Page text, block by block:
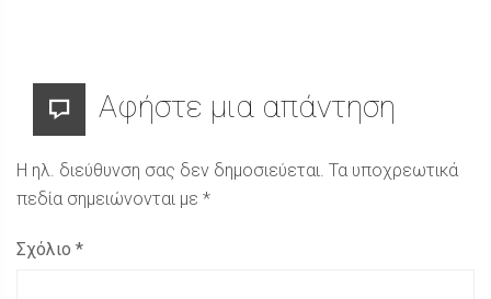
Αφήστε μια απάντηση
Η ηλ. διεύθυνση σας δεν δημοσιεύεται. Τα υποχρεωτικά
πεδία σημειώνονται με *
Σχόλιο *